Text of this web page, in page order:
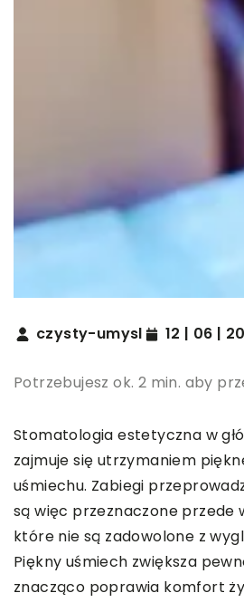
czysty-umysl 12 | 06 |
Potrzebujesz ok. 2 min. aby
Stomatologia estetyczna w
zajmuje się utrzymaniem
uśmiechu. Zabiegi
są więc przeznaczone przede
które nie są zadowolone z
Piękny uśmiech zwiększa
znacząco poprawia komfort